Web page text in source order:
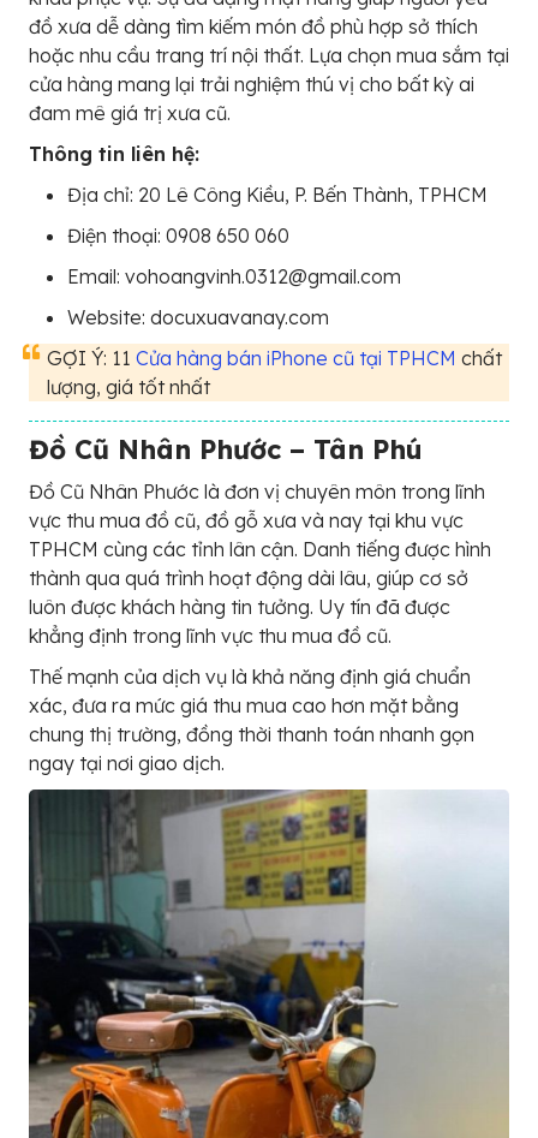
đồ xưa dễ dàng tìm kiếm món đồ phù hợp sở thích
hoặc nhu cầu trang trí nội thất. Lựa chọn mua sắm tại
cửa hàng mang lại trải nghiệm thú vị cho bất kỳ ai
đam mê giá trị xưa cũ.
Thông tin liên hệ:
Địa chỉ: 20 Lê Công Kiều, P. Bến Thành, TPHCM
Điện thoại: 0908 650 060
Email: vohoangvinh.0312@gmail.com
Website: docuxuavanay.com
GỢI Ý: 11 Cửa hàng bán iPhone cũ tại TPHCM chất
lượng, giá tốt nhất
Đồ Cũ Nhân Phước – Tân Phú
Đồ Cũ Nhân Phước là đơn vị chuyên môn trong lĩnh
vực thu mua đồ cũ, đồ gỗ xưa và nay tại khu vực
TPHCM cùng các tỉnh lân cận. Danh tiếng được hình
thành qua quá trình hoạt động dài lâu, giúp cơ sở
luôn được khách hàng tin tưởng. Uy tín đã được
khẳng định trong lĩnh vực thu mua đồ cũ.
Thế mạnh của dịch vụ là khả năng định giá chuẩn
xác, đưa ra mức giá thu mua cao hơn mặt bằng
chung thị trường, đồng thời thanh toán nhanh gọn
ngay tại nơi giao dịch.